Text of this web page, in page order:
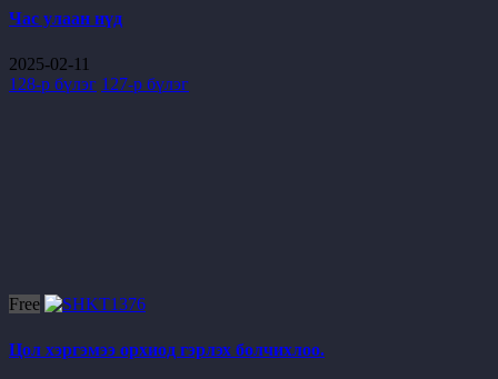
Час улаан нүд
2025-02-11
128-р бүлэг 127-р бүлэг
Free
Цол хэргэмээ орхиод гэрлэх болчихлоо.